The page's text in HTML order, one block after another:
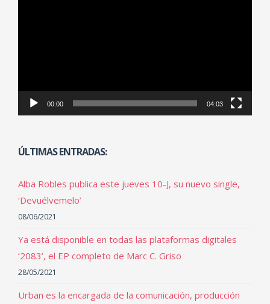
00:00 04:03
ÚLTIMAS ENTRADAS:
Alba Robles publica este jueves 10-J, su nuevo single,
‘Devuélvemelo’
08/06/2021
Ya está disponible en todas las plataformas digitales
‘2083’, el EP completo de Marc C. Griso
28/05/2021
Urban es la encargada de la comunicación, producción